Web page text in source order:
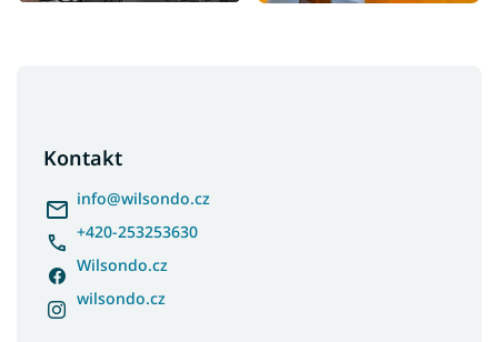
Kontakt
info@wilsondo.cz
+420-253253630
Wilsondo.cz
wilsondo.cz